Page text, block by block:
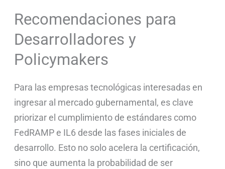
Recomendaciones para
Desarrolladores y
Policymakers
Para las empresas tecnológicas interesadas en
ingresar al mercado gubernamental, es clave
priorizar el cumplimiento de estándares como
FedRAMP e IL6 desde las fases iniciales de
desarrollo. Esto no solo acelera la certificación,
sino que aumenta la probabilidad de ser